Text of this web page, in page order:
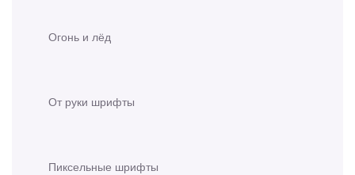
Огонь и лёд
От руки шрифты
Пиксельные шрифты